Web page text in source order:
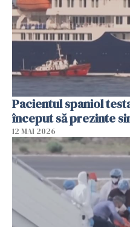
Pacientul spaniol
început să prezinte
12 MAI 2026